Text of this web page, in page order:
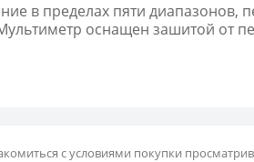
в пределах пяти диапазонов,
оснащен зашитой от
с условиями покупки